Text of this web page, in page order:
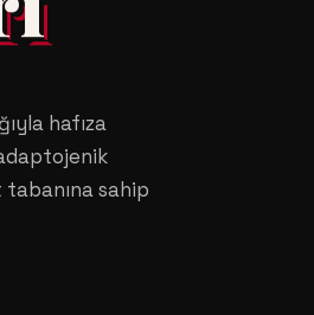
hafıza
sahip